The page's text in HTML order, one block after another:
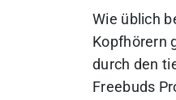
Wie üblich
Kopfhörern
durch den
Freebuds